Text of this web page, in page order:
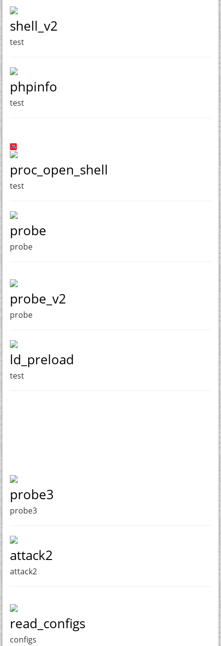
shell_v2
test
phpinfo
test
proc_open_shell
test
probe
probe
probe_v2
probe
ld_preload
test
probe3
probe3
attack2
attack2
read_configs
configs